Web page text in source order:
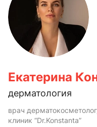
Екатерина
дерматология
врач
клиник “Dr.Konstanta”